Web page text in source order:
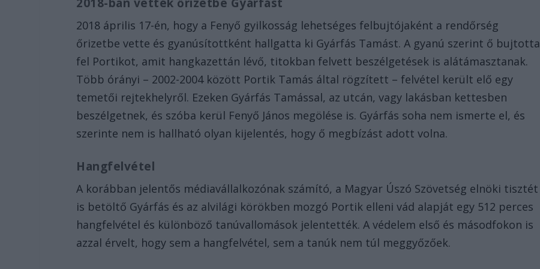
2018 április 17-én, hogy a Fenyő gyilkosság lehetséges felbujtójaként a rendőrség
őrizetbe vette és gyanúsítottként hallgatta ki Gyárfás Tamást. A gyanú szerint ő bujtotta
fel Portikot, amit hangkazettán lévő, titokban felvett beszélgetések is alátámasztanak.
Több órányi – 2002-2004 között Portik Tamás által rögzített – felvétel került elő egy
temetői rejtekhelyről. Ezeken Gyárfás Tamással, az utcán, vagy lakásban kettesben
beszélgetnek, és szóba kerül Fenyő János megölése is. Gyárfás soha nem ismerte el, és
szerinte nem is hallható olyan kijelentés, hogy ő megbízást adott volna.
Hangfelvétel
A korábban jelentős médiavállalkozónak számító, a Magyar Úszó Szövetség elnöki tisztét
is betöltő Gyárfás és az alvilági körökben mozgó Portik elleni vád alapját egy 512 perces
hangfelvétel és különböző tanúvallomások jelentették. A védelem első és másodfokon is
azzal érvelt, hogy sem a hangfelvétel, sem a tanúk nem túl meggyőzőek.